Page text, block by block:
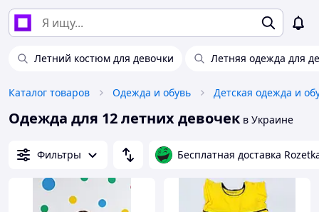
Летний костюм для девочки Летняя одежда для
Каталог товаров Одежда и обувь Детская одежда и
Одежда для 12 летних девочек в Украине
Фильтры Бесплатная доставка